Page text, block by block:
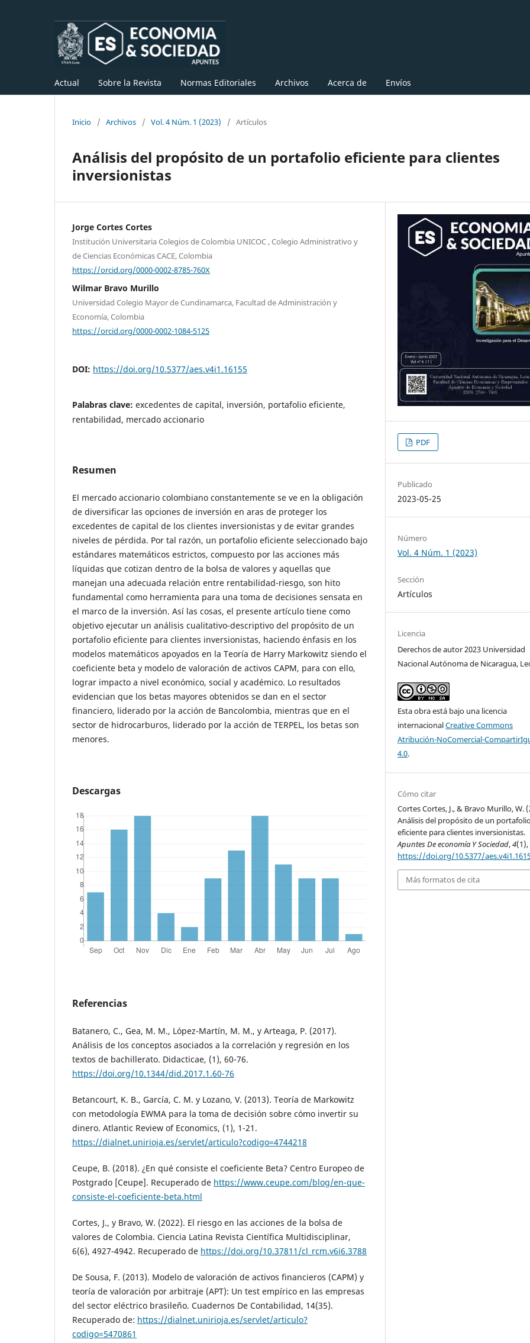
Actual Sobre la Revista Normas Editoriales Archivos Acerca de Envíos
Inicio / Archivos / Vol. 4 Núm. 1 (2023) / Artículos
Análisis del propósito de un portafolio eficiente para clientes
inversionistas
Jorge Cortes Cortes
Institución Universitaria Colegios de Colombia UNICOC , Colegio Administrativo y
de Ciencias Económicas CACE, Colombia
https://orcid.org/0000-0002-8785-760X
Wilmar Bravo Murillo
Universidad Colegio Mayor de Cundinamarca, Facultad de Administración y
Economía, Colombia
https://orcid.org/0000-0002-1084-5125
DOI: https://doi.org/10.5377/aes.v4i1.16155
Palabras clave: excedentes de capital, inversión, portafolio eficiente,
rentabilidad, mercado accionario
Resumen
El mercado accionario colombiano constantemente se ve en la obligación
de diversificar las opciones de inversión en aras de proteger los
excedentes de capital de los clientes inversionistas y de evitar grandes
niveles de pérdida. Por tal razón, un portafolio eficiente seleccionado bajo
estándares matemáticos estrictos, compuesto por las acciones más
líquidas que cotizan dentro de la bolsa de valores y aquellas que
manejan una adecuada relación entre rentabilidad-riesgo, son hito
fundamental como herramienta para una toma de decisiones sensata en
el marco de la inversión. Así las cosas, el presente artículo tiene como
objetivo ejecutar un análisis cualitativo-descriptivo del propósito de un
portafolio eficiente para clientes inversionistas, haciendo énfasis en los
modelos matemáticos apoyados en la Teoría de Harry Markowitz siendo el
coeficiente beta y modelo de valoración de activos CAPM, para con ello,
lograr impacto a nivel económico, social y académico. Lo resultados
evidencian que los betas mayores obtenidos se dan en el sector
financiero, liderado por la acción de Bancolombia, mientras que en el
sector de hidrocarburos, liderado por la acción de TERPEL, los betas son
menores.
Descargas
Referencias
Batanero, C., Gea, M. M., López-Martín, M. M., y Arteaga, P. (2017).
Análisis de los conceptos asociados a la correlación y regresión en los
textos de bachillerato. Didacticae, (1), 60-76.
https://doi.org/10.1344/did.2017.1.60-76
Betancourt, K. B., García, C. M. y Lozano, V. (2013). Teoría de Markowitz
con metodología EWMA para la toma de decisión sobre cómo invertir su
dinero. Atlantic Review of Economics, (1), 1-21.
https://dialnet.unirioja.es/servlet/articulo?codigo=4744218
Ceupe, B. (2018). ¿En qué consiste el coeficiente Beta? Centro Europeo de
Postgrado [Ceupe]. Recuperado de https://www.ceupe.com/blog/en-que-
consiste-el-coeficiente-beta.html
Cortes, J., y Bravo, W. (2022). El riesgo en las acciones de la bolsa de
valores de Colombia. Ciencia Latina Revista Científica Multidisciplinar,
6(6), 4927-4942. Recuperado de https://doi.org/10.37811/cl_rcm.v6i6.3788
De Sousa, F. (2013). Modelo de valoración de activos financieros (CAPM) y
teoría de valoración por arbitraje (APT): Un test empírico en las empresas
del sector eléctrico brasileño. Cuadernos De Contabilidad, 14(35).
Recuperado de: https://dialnet.unirioja.es/servlet/articulo?
codigo=5470861
PDF
Publicado
2023-05-25
Número
Vol. 4 Núm. 1 (2023)
Sección
Artículos
Licencia
Derechos de autor 2023 Universidad
Nacional Autónoma de Nicaragua,
Esta obra está bajo una licencia
internacionalCreative Commons
Atribución-NoComercial-
4.0.
Cómo citar
Cortes Cortes, J., & Bravo Murillo, W.
Análisis del propósito de un
eficiente para clientes inversionistas.
Apuntes De economía Y Sociedad,4(1),
https://doi.org/10.5377/
Más formatos de cita